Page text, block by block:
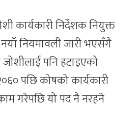
कार्यकारी निर्देशक नियुक्त
नियमावली जारी भएसँगै
पनि हटाइएको
पछि कोषको कार्यकारी
गरेपछि यो पद नै नरहने